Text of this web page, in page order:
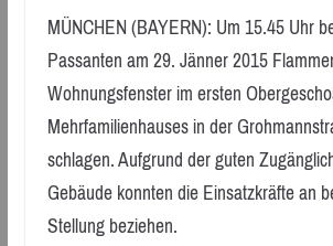
MÜNCHEN (BAYERN): Um 15.45 Uhr
Passanten am 29. Jänner 2015
Wohnungsfenster im ersten
Mehrfamilienhauses in der
schlagen. Aufgrund der guten
Gebäude konnten die Einsatzkräfte an
Stellung beziehen.